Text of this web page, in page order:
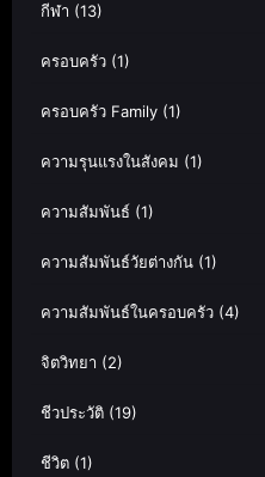
กีฬา (13)
ครอบครัว (1)
ครอบครัว Family (1)
ความรุนแรงในสังคม (1)
ความสัมพันธ์ (1)
ความสัมพันธ์วัยต่างกัน (1)
ความสัมพันธ์ในครอบครัว (4)
จิตวิทยา (2)
ชีวประวัติ (19)
ชีวิต (1)